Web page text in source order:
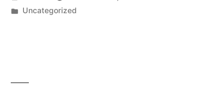
by
Posted
Uncategorized